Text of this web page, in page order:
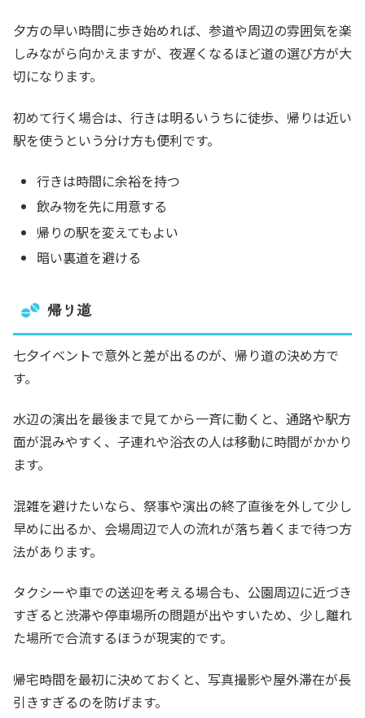
夕方の早い時間に歩き始めれば、参道や周辺の雰囲気を楽
しみながら向かえますが、夜遅くなるほど道の選び方が大
切になります。
初めて行く場合は、行きは明るいうちに徒歩、帰りは近い
駅を使うという分け方も便利です。
行きは時間に余裕を持つ
飲み物を先に用意する
帰りの駅を変えてもよい
暗い裏道を避ける
帰り道
七夕イベントで意外と差が出るのが、帰り道の決め方で
す。
水辺の演出を最後まで見てから一斉に動くと、通路や駅方
面が混みやすく、子連れや浴衣の人は移動に時間がかかり
ます。
混雑を避けたいなら、祭事や演出の終了直後を外して少し
早めに出るか、会場周辺で人の流れが落ち着くまで待つ方
法があります。
タクシーや車での送迎を考える場合も、公園周辺に近づき
すぎると渋滞や停車場所の問題が出やすいため、少し離れ
た場所で合流するほうが現実的です。
帰宅時間を最初に決めておくと、写真撮影や屋外滞在が長
引きすぎるのを防げます。